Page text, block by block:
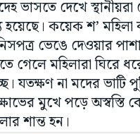
ভাসতে দেখে
কয়েক শ’ মহিলা
ভেঙে দেওয়ার
গেলে মহিলারা ঘিরে
যতক্ষণ না মদের
মুখে পড়ে অস্বস্তি
শান্ত হন।